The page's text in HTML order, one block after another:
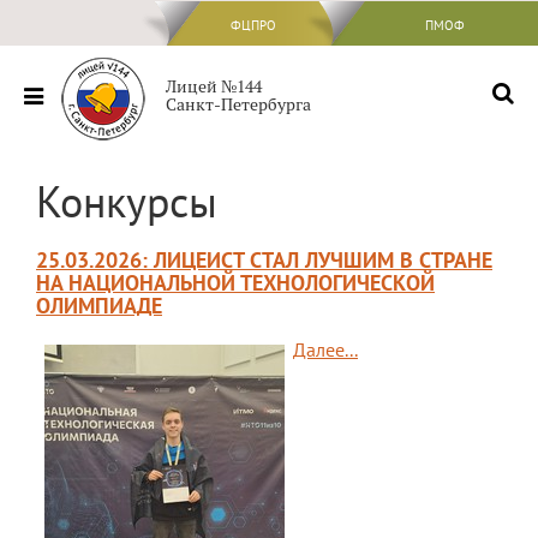
ФЦПРО ПМОФ
ФЦПРО
Сведения об ОО
Основные сведения
образовательной организацией
Образование
требования
Руководство
Педагогический состав
Материально-техническое обеспечение
и оснащенность образовательного
процесса. Доступная среда
Лицей №144
Санкт-Петербурга
Конкурсы
25.03.2026: ЛИЦЕИСТ СТАЛ ЛУЧШИМ В СТРАНЕ
НА НАЦИОНАЛЬНОЙ ТЕХНОЛОГИЧЕСКОЙ
ОЛИМПИАДЕ
Далее...